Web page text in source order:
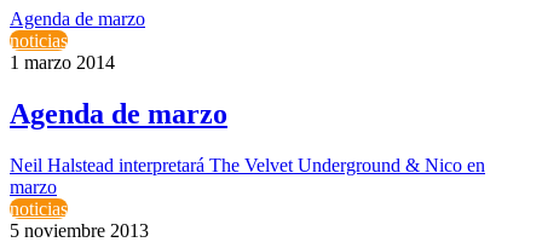
Agenda de marzo
noticias
1 marzo 2014
Agenda de marzo
Neil Halstead interpretará The Velvet Underground & Nico en
marzo
noticias
5 noviembre 2013